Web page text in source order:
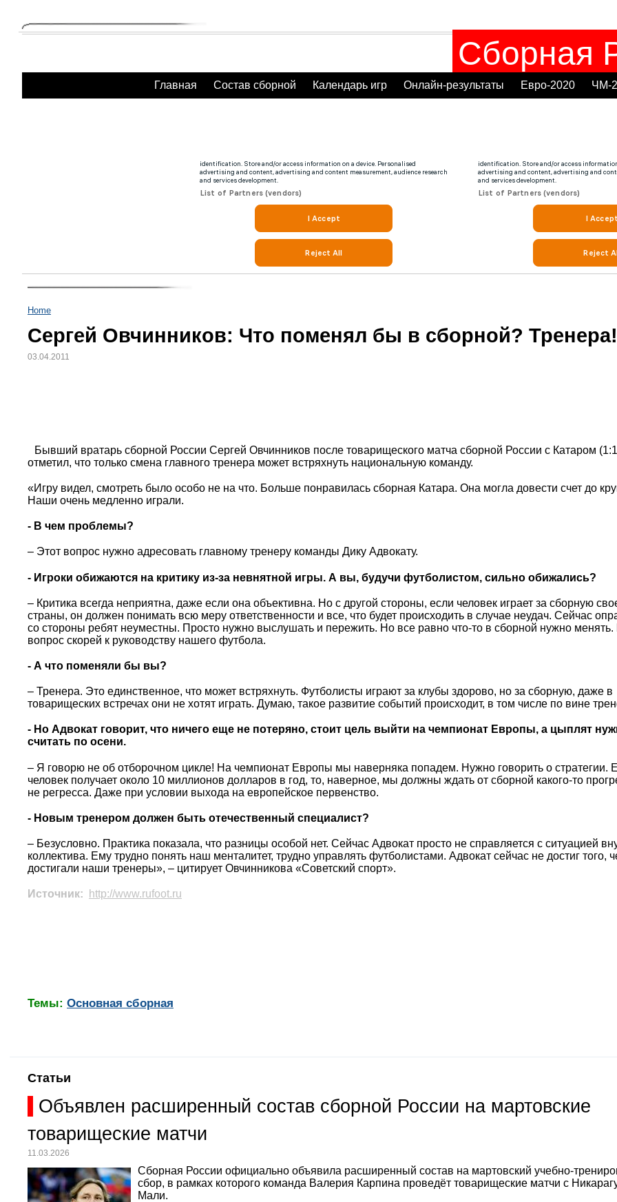
Сборная
Главная Состав сборной Календарь игр Онлайн-результаты Евро-2020 ЧМ-
Home
Сергей Овчинников: Что поменял бы в сборной? Тренера!
03.04.2011
Бывший вратарь сборной России Сергей Овчинников после товарищеского матча сборной России с Катаром
отметил, что только смена главного тренера может встряхнуть национальную команду.
«Игру видел, смотреть было особо не на что. Больше понравилась сборная Катара. Она могла довести счет до
Наши очень медленно играли.
- В чем проблемы?
– Этот вопрос нужно адресовать главному тренеру команды Дику Адвокату.
- Игроки обижаются на критику из-за невнятной игры. А вы, будучи футболистом, сильно обижались?
– Критика всегда неприятна, даже если она объективна. Но с другой стороны, если человек играет за сборную
страны, он должен понимать всю меру ответственности и все, что будет происходить в случае неудач. Сейчас
со стороны ребят неуместны. Просто нужно выслушать и пережить. Но все равно что-то в сборной нужно менять.
вопрос скорей к руководству нашего футбола.
- А что поменяли бы вы?
– Тренера. Это единственное, что может встряхнуть. Футболисты играют за клубы здорово, но за сборную, даже в
товарищеских встречах они не хотят играть. Думаю, такое развитие событий происходит, в том числе по вине
- Но Адвокат говорит, что ничего еще не потеряно, стоит цель выйти на чемпионат Европы, а цыплят
считать по осени.
– Я говорю не об отборочном цикле! На чемпионат Европы мы наверняка попадем. Нужно говорить о стратегии.
человек получает около 10 миллионов долларов в год, то, наверное, мы должны ждать от сборной какого-то
не регресса. Даже при условии выхода на европейское первенство.
- Новым тренером должен быть отечественный специалист?
– Безусловно. Практика показала, что разницы особой нет. Сейчас Адвокат просто не справляется с ситуацией
коллектива. Ему трудно понять наш менталитет, трудно управлять футболистами. Адвокат сейчас не достиг того,
достигали наши тренеры», – цитирует Овчинникова «Советский спорт».
Источник: http://www.rufoot.ru
Темы: Основная сборная
Статьи
Объявлен расширенный состав сборной России на мартовские
товарищеские матчи
11.03.2026
Сборная России официально объявила расширенный состав на мартовский учебно-
сбор, в рамках которого команда Валерия Карпина проведёт товарищеские матчи с
Мали.